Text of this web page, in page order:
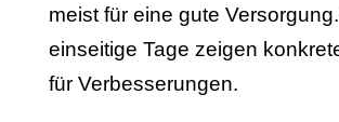
meist für eine gute
einseitige Tage zeigen
für Verbesserungen.